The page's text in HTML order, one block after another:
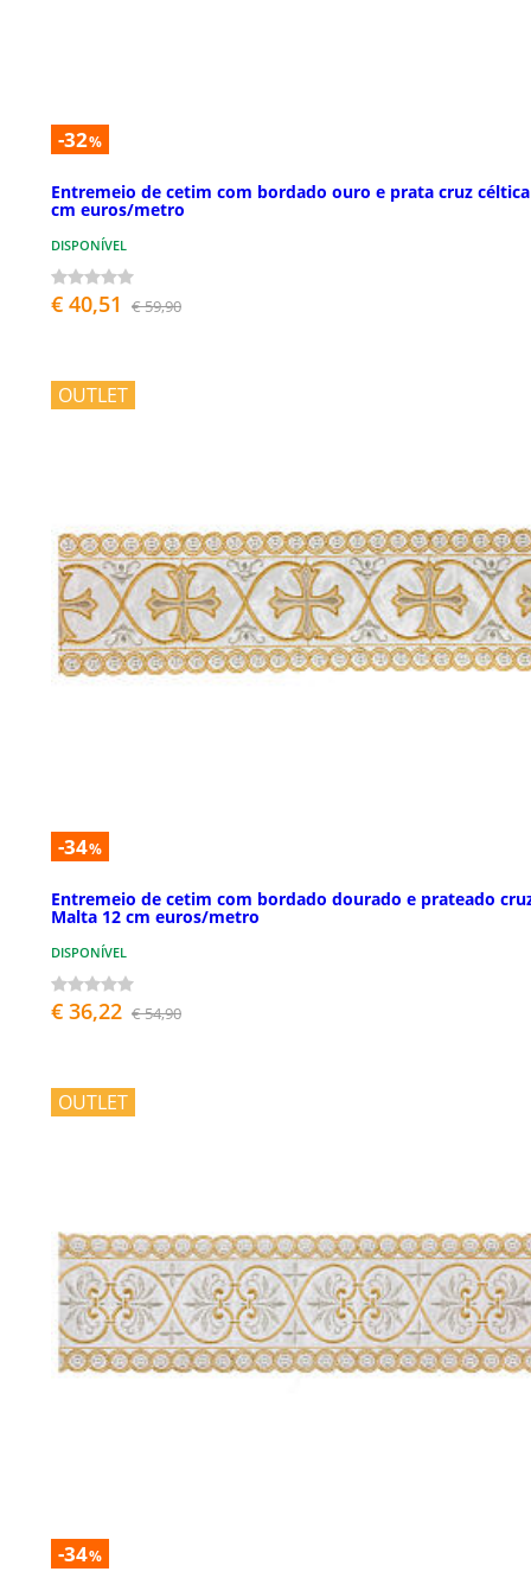
-32%
Entremeio de cetim com bordado ouro e prata cruz
cm euros/metro
DISPONÍVEL
€ 40,51 € 59,90
OUTLET
-34%
Entremeio de cetim com bordado dourado e prateado
Malta 12 cm euros/metro
DISPONÍVEL
€ 36,22 € 54,90
OUTLET
-34%